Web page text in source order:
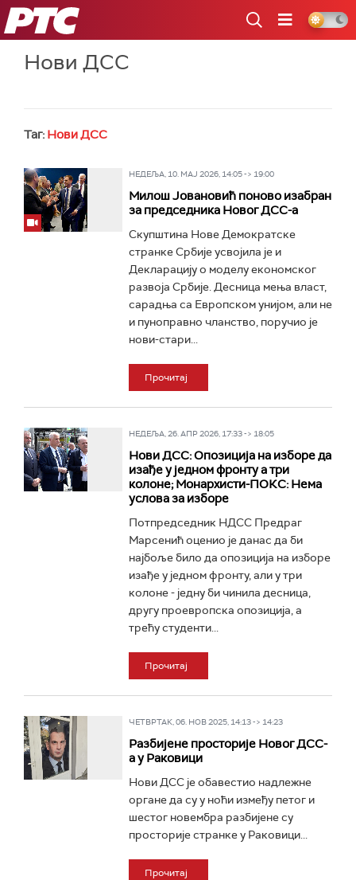
РТС
Нови ДСС
Таг: Нови ДСС
НЕДЕЉА, 10. МАЈ 2026, 14:05 -> 19:00
Милош Јовановић поново изабран
за председника Новог ДСС-а
Скупштина Нове Демократске
странке Србије усвојила је и
Декларацију о моделу економског
развоја Србије. Десница мења власт,
сарадња са Европском унијом, али не
и пуноправно чланство, поручио је
нови-стари...
Прочитај
НЕДЕЉА, 26. АПР 2026, 17:33 -> 18:05
Нови ДСС: Опозиција на изборе да
изађе у једном фронту а три
колоне; Монархисти-ПОКС: Нема
услова за изборе
Потпредседник НДСС Предраг
Марсенић оценио је данас да би
најбоље било да опозиција на изборе
изађе у једном фронту, али у три
колоне - једну би чинила десница,
другу проевропска опозиција, а
трећу студенти...
Прочитај
ЧЕТВРТАК, 06. НОВ 2025, 14:13 -> 14:23
Разбијене просторије Новог ДСС-
a у Раковици
Нови ДСС је обавестио надлежне
органе да су у ноћи између петог и
шестог новембра разбијене су
просторије странке у Раковици...
Прочитај